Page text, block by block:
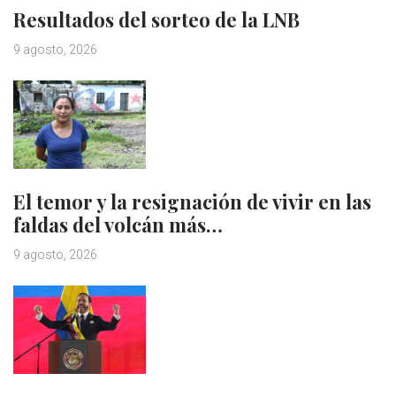
Resultados del sorteo de la LNB
9 agosto, 2026
El temor y la resignación de vivir en las
faldas del volcán más…
9 agosto, 2026